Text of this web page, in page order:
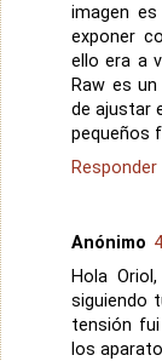
imagen
exponer
ello era a
Raw es
de ajustar
pequeños
Responder
Anónimo
Hola
siguiendo
tensión
los